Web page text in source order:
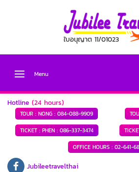
ใบอนุญาต 11/01023
Menu
Hotline (24 hours)
TOUR : NONG : 084-088-9909
TICKET : PHEN :086-337-3474
OFFICE HOURS : 02-641-
Jubileetravelthai